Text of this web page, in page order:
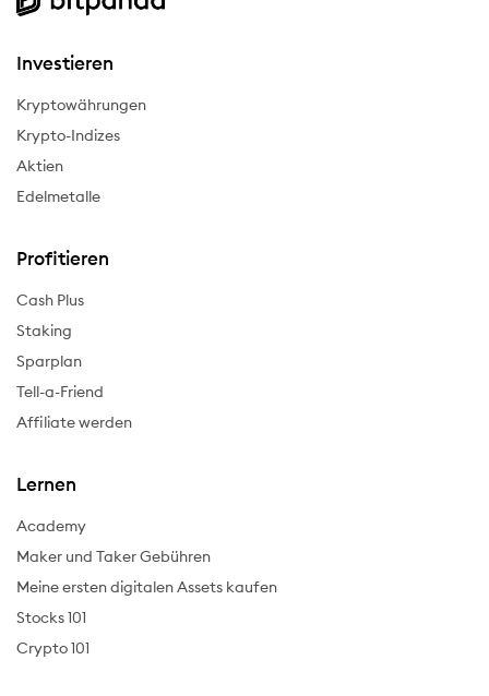
Investieren
Kryptowährungen
Krypto-Indizes
Aktien
Edelmetalle
Profitieren
Cash Plus
Staking
Sparplan
Tell-a-Friend
Affiliate werden
Lernen
Academy
Maker und Taker Gebühren
Meine ersten digitalen Assets kaufen
Stocks 101
Crypto 101